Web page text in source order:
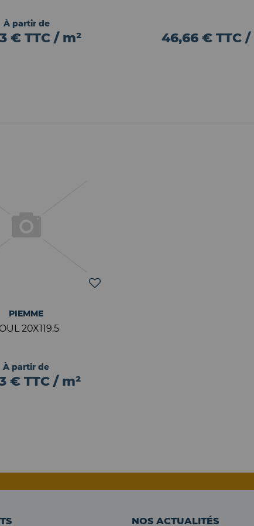
À partir de
€ TTC / m² 46,66 € TTC /
PIEMME
20X119.5
À partir de
€ TTC / m²
NOS ACTUALITÉS